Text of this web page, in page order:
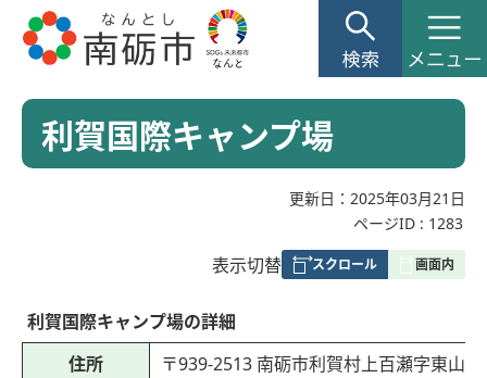
利賀国際キャンプ場
更新日：2025年03月21日
ページID : 1283
表
み
の
表示切替
利賀国際キャンプ場の詳細
住所
〒939-2513 南砺市利賀村上百瀬字東山